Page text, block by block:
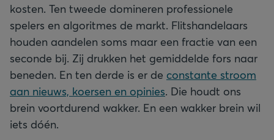
kosten. Ten tweede domineren professionele
spelers en algoritmes de markt. Flitshandelaars
houden aandelen soms maar een fractie van een
seconde bij. Zij drukken het gemiddelde fors naar
beneden. En ten derde is er de constante stroom
aan nieuws, koersen en opinies. Die houdt ons
brein voortdurend wakker. En een wakker brein wil
iets dóén.